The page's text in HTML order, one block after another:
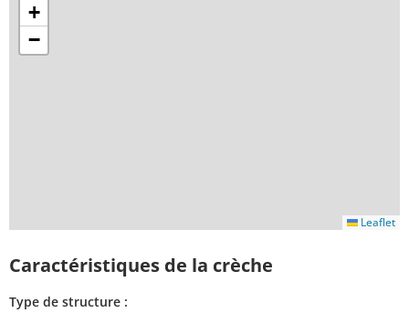
+
−
Leaflet
Caractéristiques de la crèche
Type de structure :